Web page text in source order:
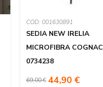
COD: 001630891
SEDIA NEW IRELIA
MICROFIBRA COGNAC
0734238
69,00 € 44,90 €